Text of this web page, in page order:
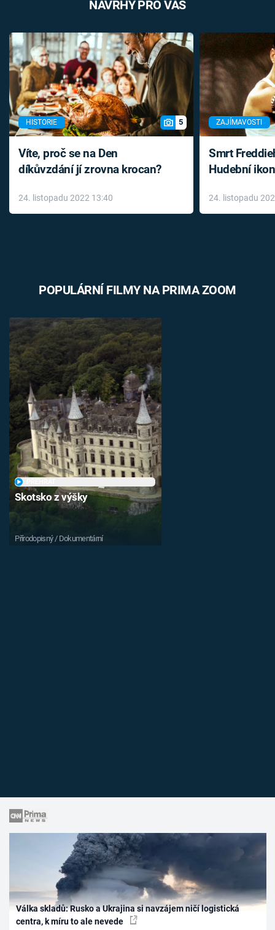
NÁVRHY PRO VÁS
HISTORIE 5
Víte, proč se na Den
díkůvzdání jí zrovna krocan?
24. listopadu 2022 13:40
ZAJÍMAVOSTI
Smrt
Hudební
léky
24. listopadu
POPULÁRNÍ FILMY NA PRIMA ZOOM
Skotsko z výšky
Přírodopisný / Dokumentární
Válka skladů: Rusko a Ukrajina si navzájem ničí logistická
centra, k míru to ale nevede